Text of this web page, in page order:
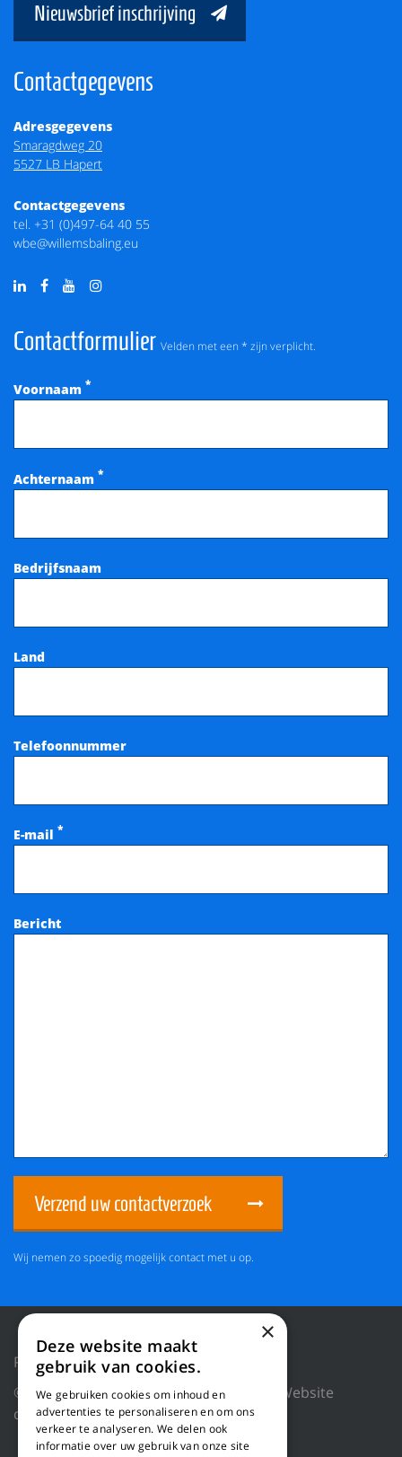
Nieuwsbrief inschrijving
Contactformulier Velden met een * zijn verplicht.
Voornaam *
Achternaam *
Bedrijfsnaam
Land
Telefoonnummer
E-mail *
Bericht
Verzend uw contactverzoek
Wij nemen zo spoedig mogelijk contact met u op.
Contactgegevens
Adresgegevens
Smaragdweg 20
5527 LB Hapert
Contactgegevens
tel. +31 (0)497-64 40 55
wbe@willemsbaling.eu
Privacy Policy
Reset cookies
© 2026 WILLEMS BALING EQUIPMENT |
Website
door Blue Dragon Digital Technology.
×
Deze website maakt
gebruik van cookies.
We gebruiken cookies om inhoud en
advertenties te personaliseren en om ons
verkeer te analyseren. We delen ook
informatie over uw gebruik van onze site